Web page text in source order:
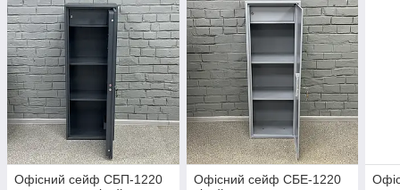
Офісний сейф CБП-1220
Офісний сейф СБЕ-1220